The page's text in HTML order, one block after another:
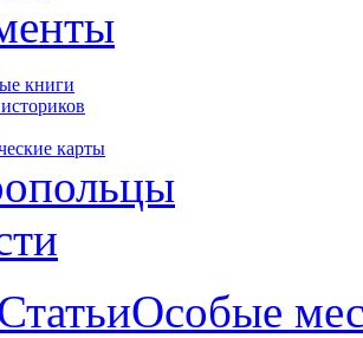
книги
карты
Особые